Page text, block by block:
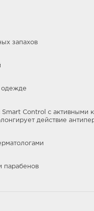
запахов
одежде
Smart Control с активными
действие
парабенов